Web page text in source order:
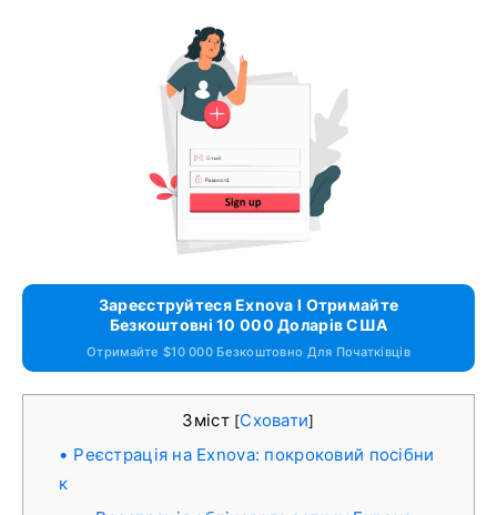
Зареєструйтеся Exnova І Отримайте
Безкоштовні 10 000 Доларів США
Отримайте $10 000 Безкоштовно Для Початківців
Зміст [Сховати]
Реєстрація на Exnova: покроковий посібни
к